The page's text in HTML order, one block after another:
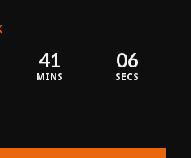
41
MINS
05
SECS